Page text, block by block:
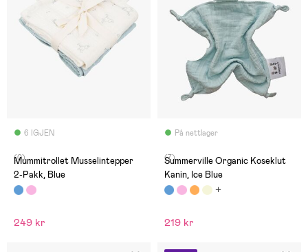
6 IGJEN
(0)
Mummitrollet Musselintepper
2-Pakk, Blue
249 kr
På nettlager
(7)
Summerville Organic Koseklut
Kanin, Ice Blue
219 kr